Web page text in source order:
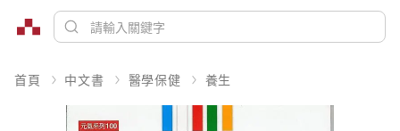
首頁 中文書 醫學保健 養生